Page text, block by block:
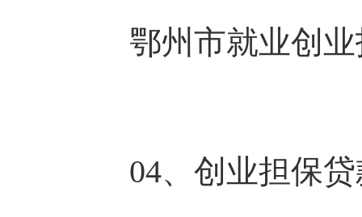
鄂州市就业创业
04、创业担保贷